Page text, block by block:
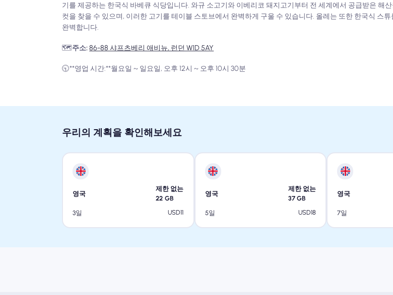
기를 제공하는 한국식 바베큐 식당입니다. 와규 소고기와 이베리코 돼지고기부터 전 세계에서 공급받은 해
컷을 찾을 수 있으며, 이러한 고기를 테이블 스토브에서 완벽하게 구울 수 있습니다. 올레는 또한 한국식 스
완벽합니다.
🗺️주소:86-88 샤프츠베리 애비뉴, 런던 W1D 5AY
🕤**영업 시간:**월요일 ~ 일요일, 오후 12시 ~ 오후 10시 30분
우리의 계획을 확인해보세요
영국
제한 없는
22 GB
3일
USD11
영국
제한 없는
37 GB
5일
USD18
영국
7일